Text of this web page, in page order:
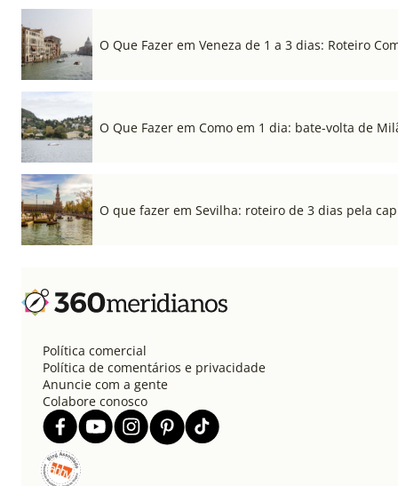
O Que Fazer em Veneza de 1 a 3 dias: Roteiro
O Que Fazer em Como em 1 dia: bate-volta de
O que fazer em Sevilha: roteiro de 3 dias pela
Política comercial
Política de comentários e privacidade
Anuncie com a gente
Colabore conosco